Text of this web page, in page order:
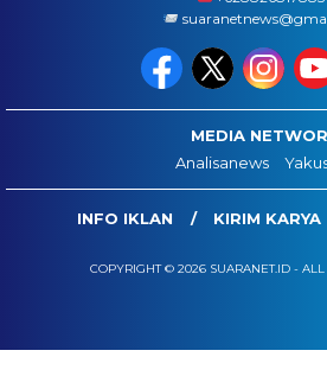
MEDIA
Analisanews
INFO IKLAN KIRIM KARYA
COPYRIGHT © 2026 SUARANET.ID - ALL